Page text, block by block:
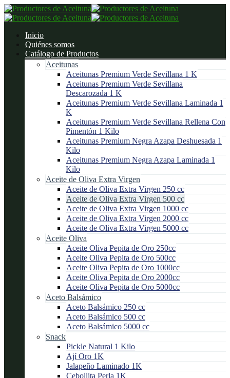
Inicio
Quiénes somos
Catálogo de Productos
Aceitunas
Aceitunas Premium Verde Sevillana 1 K
Aceitunas Premium Verde Sevillana
Descarozada 1 K
Aceitunas Premium Verde Sevillana Laminada 1
K
Aceitunas Premium Verde Sevillana Rellena Con
Pimentón 1 Kilo
Aceitunas Premium Negra Azapa Deshuesada 1
Kilo
Aceitunas Premium Negra Azapa Laminada 1
Kilo
Aceite de Oliva Extra Virgen
Aceite de Oliva Extra Virgen 250 cc
Aceite de Oliva Extra Virgen 500 cc
Aceite de Oliva Extra Virgen 1000 cc
Aceite de Oliva Extra Virgen 2000 cc
Aceite de Oliva Extra Virgen 5000 cc
Aceite Oliva
Aceite Oliva Pepita de Oro 250cc
Aceite Oliva Pepita de Oro 500cc
Aceite Oliva Pepita de Oro 1000cc
Aceite Oliva Pepita de Oro 2000cc
Aceite Oliva Pepita de Oro 5000cc
Aceto Balsámico
Aceto Balsámico 250 cc
Aceto Balsámico 500 cc
Aceto Balsámico 5000 cc
Snack
Pickle Natural 1 Kilo
Ají Oro 1K
Jalapeño Laminado 1K
Cebollita Perla 1K